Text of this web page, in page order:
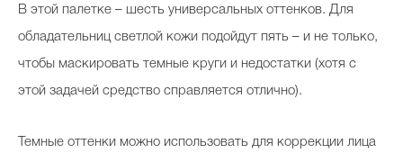
В этой палетке – шесть универсальных оттенков. Для
обладательниц светлой кожи подойдут пять – и не только,
чтобы маскировать темные круги и недостатки (хотя с
этой задачей средство справляется отлично).
Темные оттенки можно использовать для коррекции лица